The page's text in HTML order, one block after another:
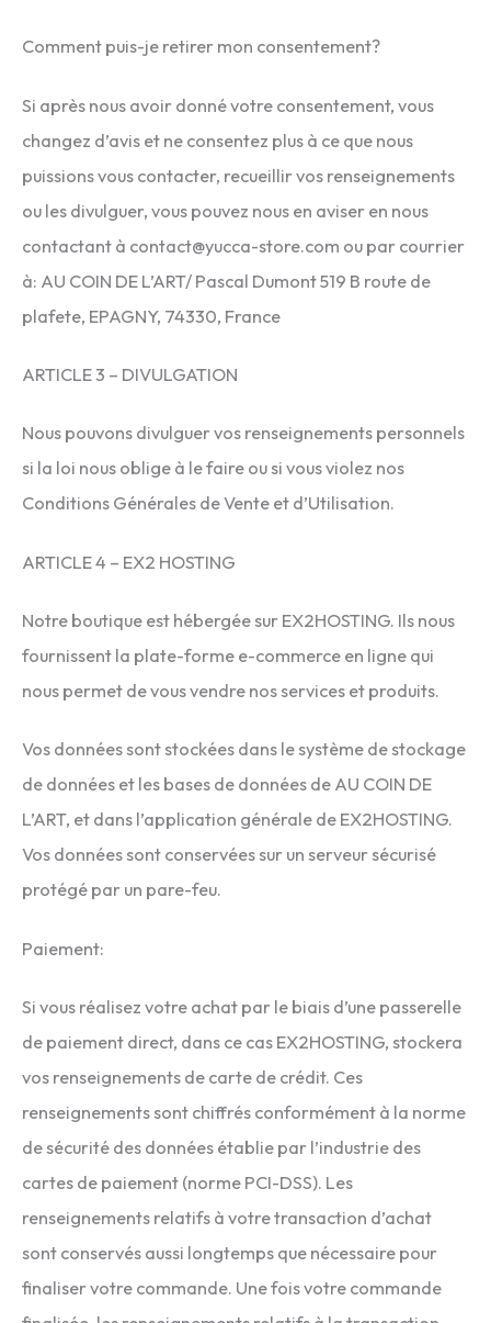
Comment puis-je retirer mon consentement?
Si après nous avoir donné votre consentement, vous
changez d’avis et ne consentez plus à ce que nous
puissions vous contacter, recueillir vos renseignements
ou les divulguer, vous pouvez nous en aviser en nous
contactant à contact@yucca-store.com ou par courrier
à: AU COIN DE L’ART/ Pascal Dumont 519 B route de
plafete, EPAGNY, 74330, France
ARTICLE 3 – DIVULGATION
Nous pouvons divulguer vos renseignements personnels
si la loi nous oblige à le faire ou si vous violez nos
Conditions Générales de Vente et d’Utilisation.
ARTICLE 4 – EX2 HOSTING
Notre boutique est hébergée sur EX2HOSTING. Ils nous
fournissent la plate-forme e-commerce en ligne qui
nous permet de vous vendre nos services et produits.
Vos données sont stockées dans le système de stockage
de données et les bases de données de AU COIN DE
L’ART, et dans l’application générale de EX2HOSTING.
Vos données sont conservées sur un serveur sécurisé
protégé par un pare-feu.
Paiement:
Si vous réalisez votre achat par le biais d’une passerelle
de paiement direct, dans ce cas EX2HOSTING, stockera
vos renseignements de carte de crédit. Ces
renseignements sont chiffrés conformément à la norme
de sécurité des données établie par l’industrie des
cartes de paiement (norme PCI-DSS). Les
renseignements relatifs à votre transaction d’achat
sont conservés aussi longtemps que nécessaire pour
finaliser votre commande. Une fois votre commande